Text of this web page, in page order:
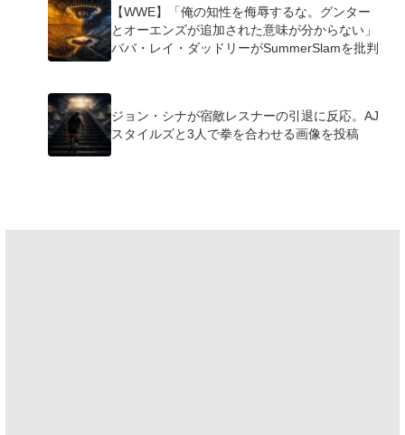
【WWE】「俺の知性を侮辱するな。グンター
とオーエンズが追加された意味が分からない」
ババ・レイ・ダッドリーがSummerSlamを批判
ジョン・シナが宿敵レスナーの引退に反応。AJ
スタイルズと3人で拳を合わせる画像を投稿